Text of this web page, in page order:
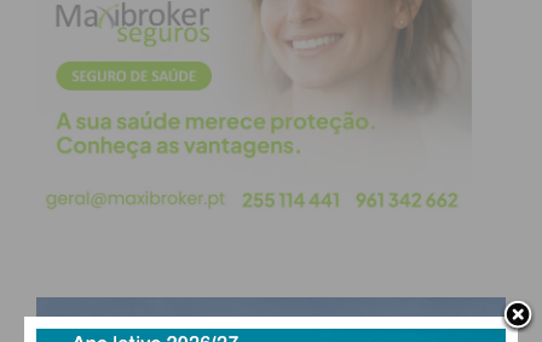
PAÇOS DE FERREIRA